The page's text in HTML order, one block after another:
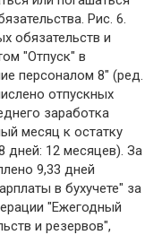
Рис. 6.
обязательств и
"Отпуск" в
персоналом 8" (ред.
отпускных
заработка
месяц к остатку
дней: 12 месяцев). За
9,33 дней
в бухучете" за
"Ежегодный
и резервов",